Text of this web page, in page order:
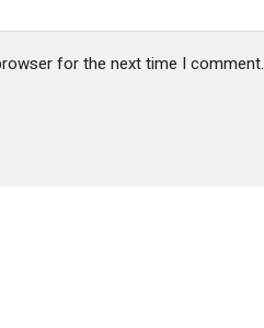
for the next time I comment.